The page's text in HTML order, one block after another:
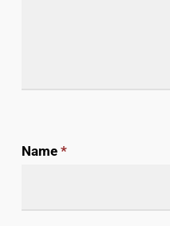
Name*